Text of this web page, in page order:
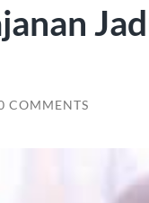
COMMENTS